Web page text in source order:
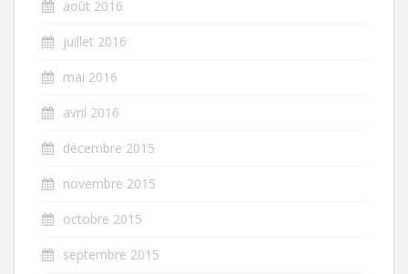
août 2016
juillet 2016
mai 2016
avril 2016
décembre 2015
novembre 2015
octobre 2015
septembre 2015